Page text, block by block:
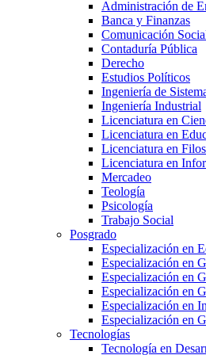
Administración de
Banca y Finanzas
Comunicación
Contaduría Pública
Derecho
Estudios Políticos
Ingeniería de
Ingeniería Industrial
Licenciatura en
Licenciatura en
Licenciatura en
Licenciatura en
Mercadeo
Teología
Psicología
Trabajo Social
Posgrado
Especialización en
Especialización en
Especialización en
Especialización en
Especialización en
Especialización en
Tecnologías
Tecnología en